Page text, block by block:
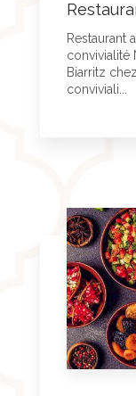
Restaurant
convivialité
Biarritz
conviviali...